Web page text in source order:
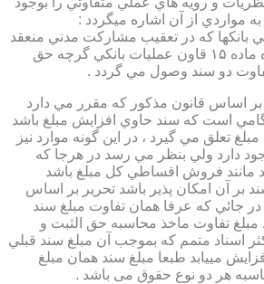
مواردي از آن اشاره ميگردد :
بانكها كه در تعقيب مشاركت مدني منعقد
ميگردد بر اساس تبصره ماده ۱۵ قاون عمليات بانكي گرچه حق
دو سند وصول مي گردد .
بر اساس قانون مذكور كه مقرر مي دارد
است كه سند حاوي افزايش مبلغ باشد
تعلق مي گيرد ، در اين گونه موارد نيز
دارد ولي بنظر مي رسد در هرجا كه
مانند فروش اقساطي كل مبلغ باشد
بر آن امكان پذير باشد تحرير بر اساس
جائي كه عرفا همان تفاوت مبلغ سند
تفاوت ماخذ محاسبه حق الثبت و
اسناد متمم كه بموجب آن مبلغ سند قبلي
مييابد طبعا مبلغ سند همان مبلغ
هر دو نوع حقوق می باشد .